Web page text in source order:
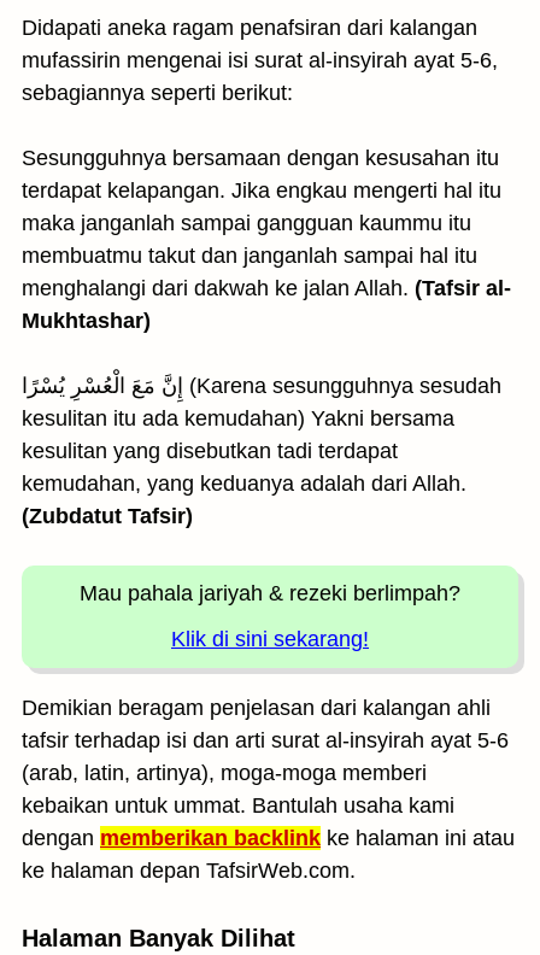
Didapati aneka ragam penafsiran dari kalangan
mufassirin mengenai isi surat al-insyirah ayat 5-6,
sebagiannya seperti berikut:
Sesungguhnya bersamaan dengan kesusahan itu
terdapat kelapangan. Jika engkau mengerti hal itu
maka janganlah sampai gangguan kaummu itu
membuatmu takut dan janganlah sampai hal itu
menghalangi dari dakwah ke jalan Allah. (Tafsir al-
Mukhtashar)
إِنَّ مَعَ الْعُسْرِ يُسْرًا (Karena sesungguhnya sesudah
kesulitan itu ada kemudahan) Yakni bersama
kesulitan yang disebutkan tadi terdapat
kemudahan, yang keduanya adalah dari Allah.
(Zubdatut Tafsir)
Mau pahala jariyah & rezeki berlimpah?
Klik di sini sekarang!
Demikian beragam penjelasan dari kalangan ahli
tafsir terhadap isi dan arti surat al-insyirah ayat 5-6
(arab, latin, artinya), moga-moga memberi
kebaikan untuk ummat. Bantulah usaha kami
dengan memberikan backlink ke halaman ini atau
ke halaman depan TafsirWeb.com.
Halaman Banyak Dilihat